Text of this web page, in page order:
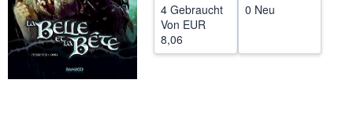
SCHLIESSEN
4 Gebraucht
Von EUR
8,06
0 Neu